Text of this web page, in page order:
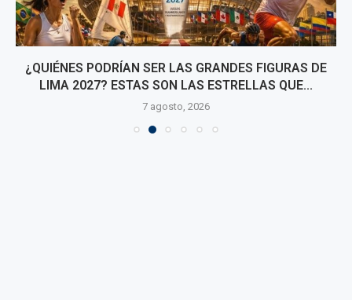
¿QUIÉNES PODRÍAN SER LAS GRANDES FIGURAS DE
LIMA 2027? ESTAS SON LAS ESTRELLAS QUE...
7 agosto, 2026